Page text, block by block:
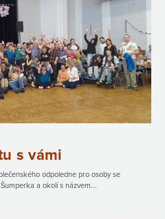
s vámi
odpoledne pro osoby se
a okolí s názvem...